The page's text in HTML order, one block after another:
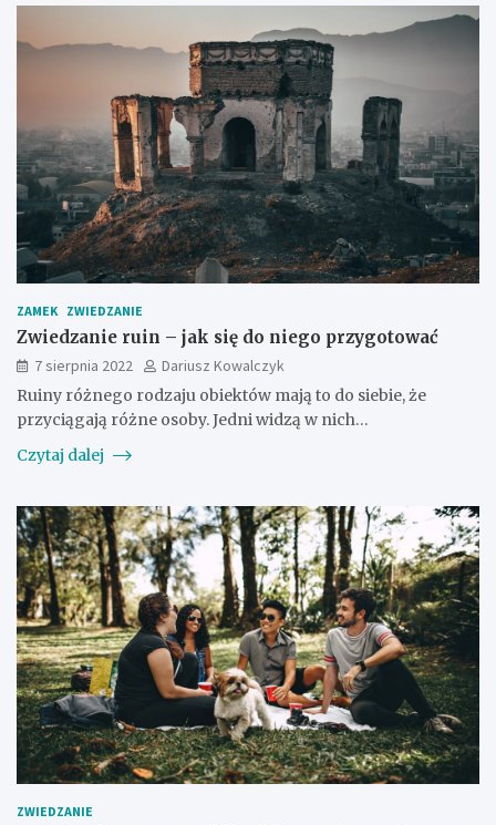
ZAMEK ZWIEDZANIE
Zwiedzanie ruin – jak się do niego przygotować
7 sierpnia 2022
Dariusz Kowalczyk
Ruiny różnego rodzaju obiektów mają to do siebie, że
przyciągają różne osoby. Jedni widzą w nich…
Czytaj dalej
ZWIEDZANIE